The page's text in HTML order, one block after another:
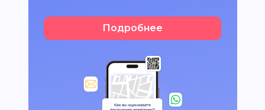
Подробнее